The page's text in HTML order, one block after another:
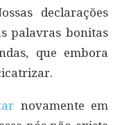
declarações
palavras bonitas
que embora
novamente em